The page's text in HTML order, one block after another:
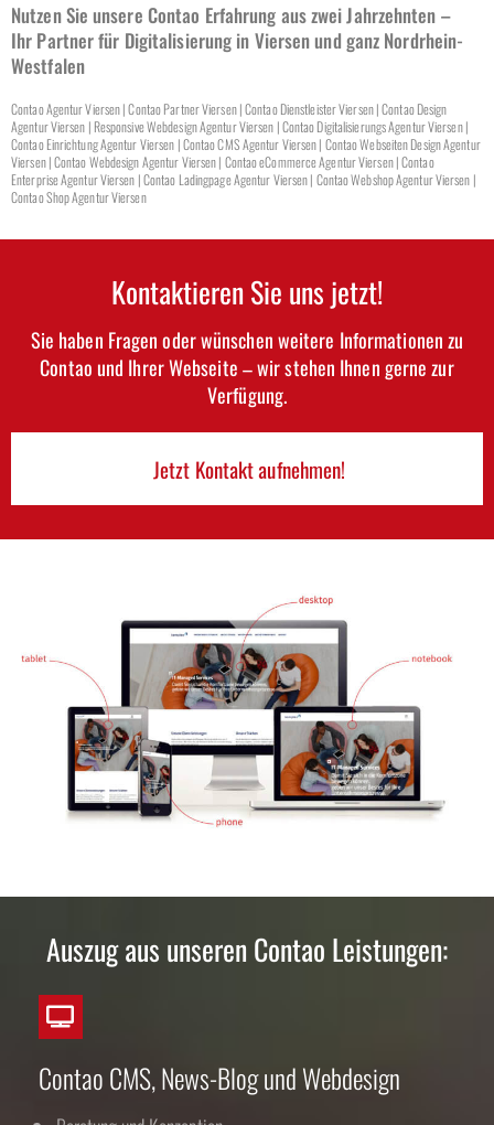
Nutzen Sie unsere Contao Erfahrung aus zwei Jahrzehnten –
Ihr Partner für Digitalisierung in Viersen und ganz Nordrhein-
Westfalen
Contao Agentur Viersen | Contao Partner Viersen | Contao Dienstleister Viersen | Contao Design
Agentur Viersen | Responsive Webdesign Agentur Viersen | Contao Digitalisierungs Agentur Viersen |
Contao Einrichtung Agentur Viersen | Contao CMS Agentur Viersen | Contao Webseiten Design Agentur
Viersen | Contao Webdesign Agentur Viersen | Contao eCommerce Agentur Viersen | Contao
Enterprise Agentur Viersen | Contao Ladingpage Agentur Viersen | Contao Webshop Agentur Viersen |
Contao Shop Agentur Viersen
Kontaktieren Sie uns jetzt!
Sie haben Fragen oder wünschen weitere Informationen zu
Contao und Ihrer Webseite – wir stehen Ihnen gerne zur
Verfügung.
Jetzt Kontakt aufnehmen!
Auszug aus unseren Contao Leistungen:
Contao CMS, News-Blog und Webdesign